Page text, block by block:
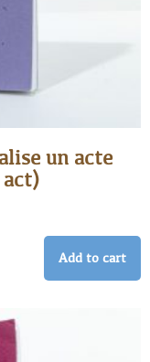
un acte
Add to cart